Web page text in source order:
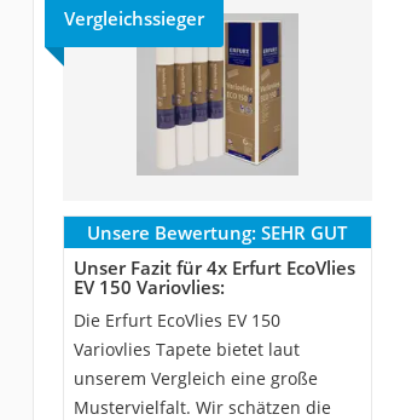
Vergleichssieger
Unsere Bewertung: SEHR GUT
Unser Fazit für 4x Erfurt EcoVlies
EV 150 Variovlies:
Die Erfurt EcoVlies EV 150
Variovlies Tapete bietet laut
unserem Vergleich eine große
Mustervielfalt. Wir schätzen die